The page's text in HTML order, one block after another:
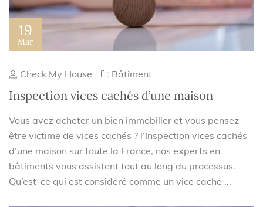
19
Mar
Check My House Bâtiment
Inspection vices cachés d’une maison
Vous avez acheter un bien immobilier et vous pensez
être victime de vices cachés ? l’Inspection vices cachés
d’une maison sur toute la France, nos experts en
bâtiments vous assistent tout au long du processus.
Qu’est-ce qui est considéré comme un vice caché ...